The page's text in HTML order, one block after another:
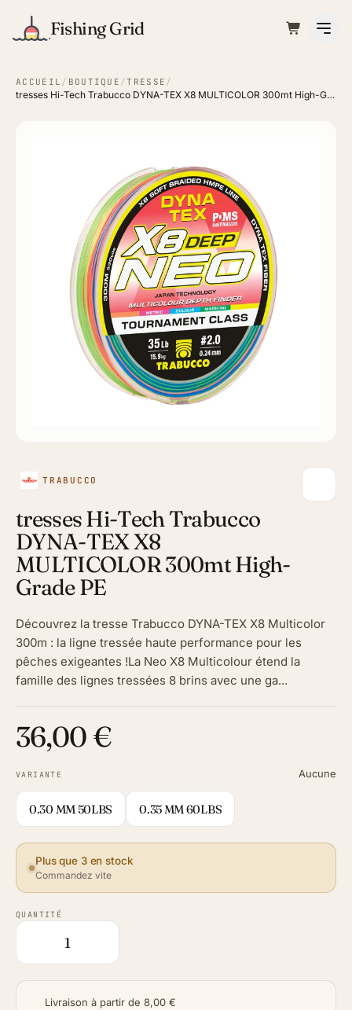
Fishing Grid
ACCUEIL / BOUTIQUE /TRESSE /
tresses Hi-Tech Trabucco DYNA-TEX X8 MULTICOLOR 300mt High-Grade PE
TRABUCCO
tresses Hi-Tech Trabucco
DYNA-TEX X8
MULTICOLOR 300mt High-
Grade PE
Découvrez la tresse Trabucco DYNA-TEX X8 Multicolor
300m : la ligne tressée haute performance pour les
pêches exigeantes !La Neo X8 Multicolour étend la
famille des lignes tressées 8 brins avec une ga...
36,00 €
VARIANTE Aucune
0.30 MM 50LBS 0.35 MM 60LBS
Plus que 3 en stock
Commandez vite
QUANTITÉ
Livraison à partir de 8,00 €